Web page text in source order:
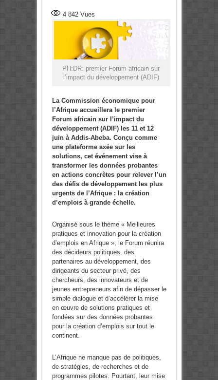
4 842Vues
PH:DR: premier Forum africain sur
l’impact du développement (ADIF)
La Commission économique pour
l’Afrique accueillera le premier
Forum africain sur l’impact du
développement (ADIF) les 11 et 12
juin à Addis-Abeba. Conçu comme
une plateforme axée sur les
solutions, cet événement vise à
transformer les données probantes
en actions concrètes pour relever l’un
des défis de développement les plus
urgents de l’Afrique : la création
d’emplois à grande échelle.
Organisé sous le thème « Meilleures
pratiques et innovation pour la création
d’emplois en Afrique », le Forum réunira
des décideurs politiques, des
partenaires au développement, des
dirigeants du secteur privé, des
chercheurs, des innovateurs et de
jeunes entrepreneurs afin de dépasser le
simple dialogue et d’accélérer la mise
en œuvre de solutions pratiques et
fondées sur des données probantes
pour la création d’emplois sur tout le
continent.
L’Afrique ne manque pas de politiques,
de stratégies, de recherches et de
programmes pilotes. Pourtant, leur mise